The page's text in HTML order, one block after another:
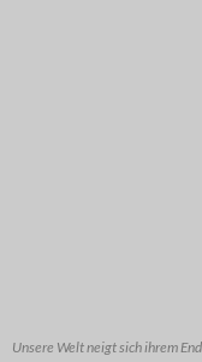
Unsere Welt neigt sich ihrem